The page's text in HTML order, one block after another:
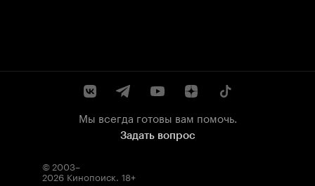
Мы всегда готовы вам помочь.
Задать вопрос
© 2003–
2026 Кинопоиск. 18+